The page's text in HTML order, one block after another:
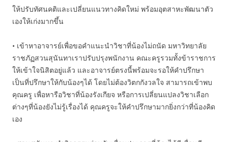
ให้ปรับทัศนคติและเปลี่ยนแนวทางคิดใหม่ พร้อมอุตสาหะพัฒนาตัว
เองให้เก่งมากขึ้น
• เข้าหาอาจารย์เพื่อขอคำแนะนำวิชาที่น้องไม่ถนัด มหาวิทยาลัย
ราชภัฏสวนสุนันทาเราปรับปรุงพนักงาน คณะครูรวมทั้งข้าราชการ
ให้เข้าใจนิสิตอยู่แล้ว และอาจารย์ตรงนี้พร้อมจะรอให้คำปรึกษา
เป็นที่ปรึกษาให้กับน้องๆได้ โดยไม่ต้องวิตกกังวลใจ สามารถเข้าพบ
คุณครู เพื่อหารือวิชาที่น้องรังเกียจ หรือการเปลี่ยนแปลงวิชาเลือก
ต่างๆที่น้องยังไม่รู้เรื่องได้ คุณครูจะให้คำปรึกษามากยิ่งกว่าที่น้องคิด
เอง